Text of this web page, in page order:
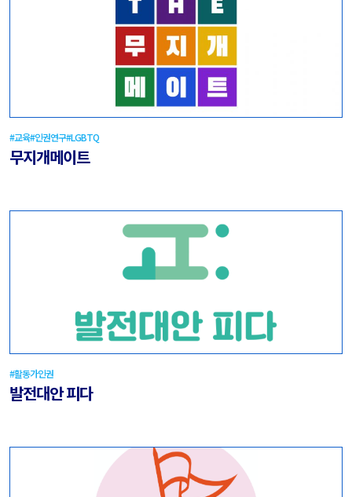
#교육#인권연구#LGBTQ
무지개메이트
#활동가인권
발전대안 피다